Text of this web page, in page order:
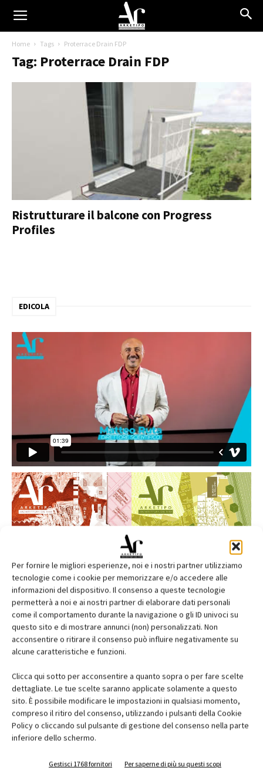
Per fornire le migliori esperienze, noi e i nostri partner utilizziamo
tecnologie come i cookie per memorizzare e/o accedere alle
informazioni del dispositivo. Il consenso a queste tecnologie
permetterà a noi e ai nostri partner di elaborare dati personali
come il comportamento durante la navigazione o gli ID univoci su
questo sito e di mostrare annunci (non) personalizzati. Non
acconsentire o ritirare il consenso può influire negativamente su
alcune caratteristiche e funzioni.
Clicca qui sotto per acconsentire a quanto sopra o per fare scelte
dettagliate. Le tue scelte saranno applicate solamente a questo
sito. È possibile modificare le impostazioni in qualsiasi momento,
compreso il ritiro del consenso, utilizzando i pulsanti della Cookie
Policy o cliccando sul pulsante di gestione del consenso nella parte
inferiore dello schermo.
Gestisci 1768 fornitori Per saperne di più su questi scopi
Home Tags Proterrace Drain FDP
Tag: Proterrace Drain FDP
Ristrutturare il balcone con Progress
Profiles
EDICOLA
Edicola web
Abbonati e regala
Iscriviti alla newsletter